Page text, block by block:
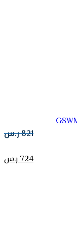
821ر.س
724ر.س